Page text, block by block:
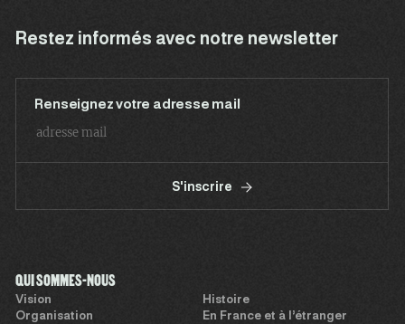
Restez informés avec notre newsletter
Renseignez votre adresse mail
S'inscrire
QUI SOMMES-NOUS
Vision
Histoire
Organisation
En France et à l’étranger